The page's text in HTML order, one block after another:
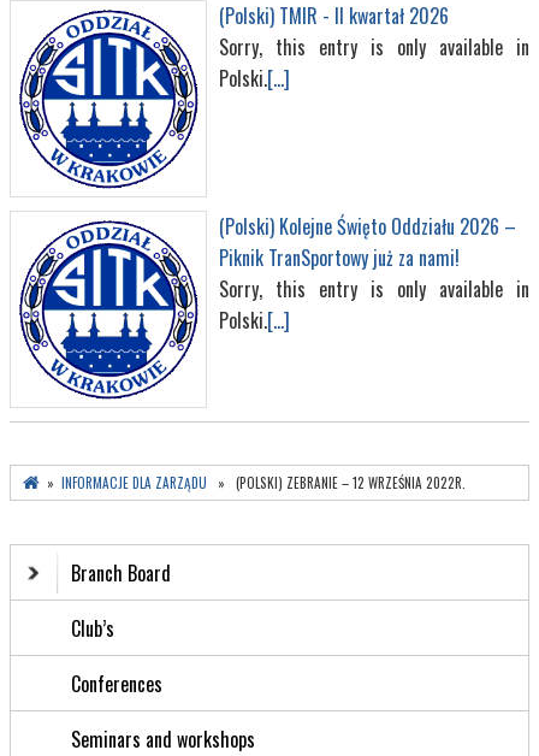
(Polski) TMIR - II kwartał 2026
Sorry, this entry is only available in
Polski.[...]
(Polski) Kolejne Święto Oddziału 2026 –
Piknik TranSportowy już za nami!
Sorry, this entry is only available in
Polski.[...]
» INFORMACJE DLA ZARZĄDU » (POLSKI) ZEBRANIE – 12 WRZEŚNIA 2022R.
Branch Board
Club’s
Conferences
Seminars and workshops